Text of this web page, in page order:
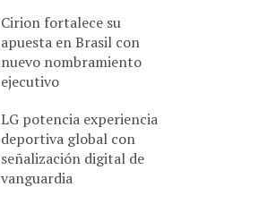
Cirion fortalece su
apuesta en Brasil con
nuevo nombramiento
ejecutivo
LG potencia experiencia
deportiva global con
señalización digital de
vanguardia